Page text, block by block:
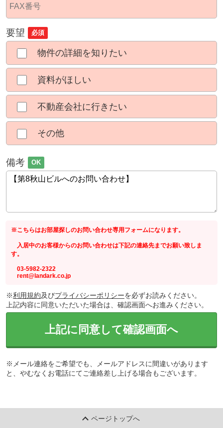
要望 必須
物件の詳細を知りたい
資料がほしい
不動産会社に行きたい
その他
備考 OK
※こちらはお部屋探しのお問い合わせ専用フォームになります。
入居中のお客様からのお問い合わせは下記の連絡先までお願い致しま
す。
03-5982-2322
rent@landark.co.jp
※利用規約及びプライバシーポリシーを必ずお読みください。
上記内容に同意いただいた場合は、確認画面へお進みください。
上記に同意して確認画面へ
※メール連絡をご希望でも、メールアドレスに間違いがあります
と、やむなくお電話にてご連絡差し上げる場合もございます。
ページトップへ